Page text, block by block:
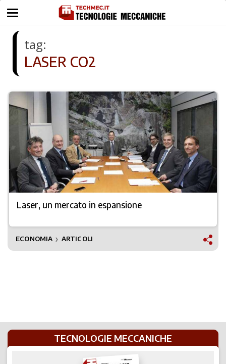
tag:
LASER CO2
Laser, un mercato in espansione
ECONOMIA ❯ ARTICOLI
TECNOLOGIE MECCANICHE